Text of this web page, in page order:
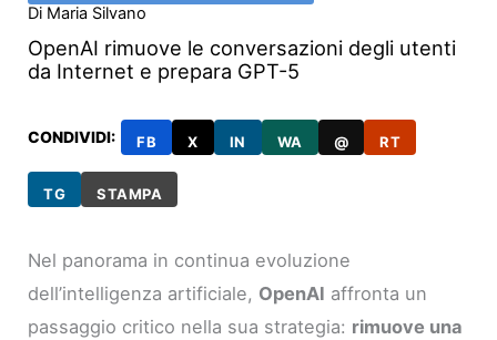
Di Maria Silvano
OpenAI rimuove le conversazioni degli utenti
da Internet e prepara GPT-5
CONDIVIDI: FB X IN WA @ RT
TG STAMPA
Nel panorama in continua evoluzione
dell’intelligenza artificiale, OpenAI affronta un
passaggio critico nella sua strategia: rimuove una